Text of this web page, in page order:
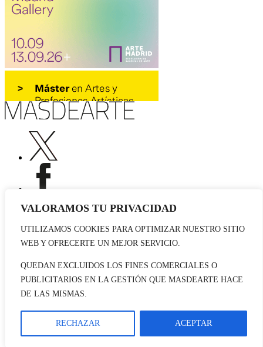
VALORAMOS TU PRIVACIDAD
UTILIZAMOS COOKIES PARA OPTIMIZAR NUESTRO SITIO
WEB Y OFRECERTE UN MEJOR SERVICIO.
QUEDAN EXCLUIDOS LOS FINES COMERCIALES O
PUBLICITARIOS EN LA GESTIÓN QUE MASDEARTE HACE
DE LAS MISMAS.
RECHAZAR ACEPTAR
Publicidad
Contacto
© 2026 masdearte. Información de exposiciones, museos y artistas
Política de cookies
Política de Privacidad
Datos sociales